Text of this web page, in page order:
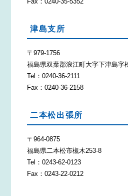
津島支所
〒979-1756
福島県双葉郡浪江町大字下津島字
Tel：0240-36-2111
Fax：0240-36-2158
二本松出張所
〒964-0875
福島県二本松市槻木253-8
Tel：0243-62-0123
Fax：0243-22-0212